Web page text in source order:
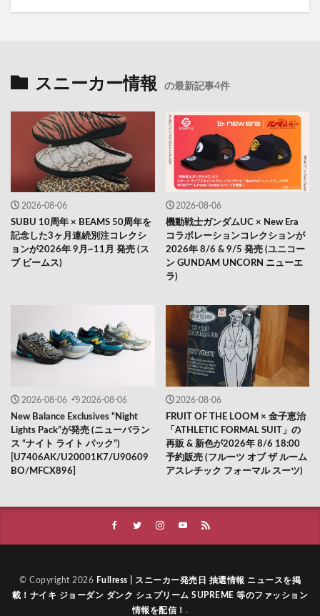
スニーカー情報 の最新記事4件
2026-08-06
SUBU 10周年 × BEAMS 50周年を
記念した3ヶ月連続別注コレクシ
ョンが2026年 9月~11月 発売 (ス
ブ ビームス)
2026-08-06
機動戦士ガンダムUC × New Era
コラボレーションコレクションが
2026年 8/6 & 9/5 発売 (ユニコー
ン GUNDAM UNCORN ニューエ
ラ)
2026-08-06 2026-08-06
New Balance Exclusives “Night
Lights Pack”が発売 (ニューバラン
ス “ナイト ライト パック”)
[U7406AK/U20001K7/U90609
BO/MFCX896]
2026-08-06
FRUIT OF THE LOOM × 金子恵治
「ATHLETIC FORMAL SUIT」の
再販 & 新色が2026年 8/6 18:00
予約販売 (フルーツ オブ ザ ルーム
アスレチック フォーマル スーツ)
© Copyright 2026 Fullress | スニーカー発売日 抽選情報 ニュースを掲
載！ナイキ ジョーダン ダンク シュプリーム SUPREME 等のファッション
情報を配信！ .